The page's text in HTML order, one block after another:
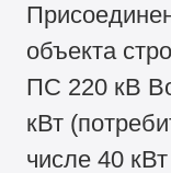
объекта
ПС 220 кВ
кВт
числе 40